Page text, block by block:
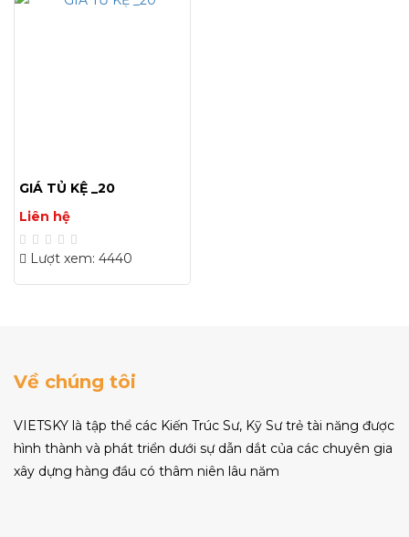
GIÁ TỦ KỆ _20
Liên hệ
Lượt xem: 4440
Về chúng tôi
VIETSKY là tập thể các Kiến Trúc Sư, Kỹ Sư trẻ tài năng được
hình thành và phát triển dưới sự dẫn dắt của các chuyên gia
xây dựng hàng đầu có thâm niên lâu năm